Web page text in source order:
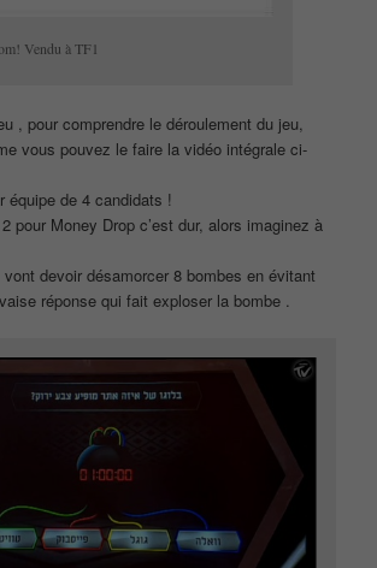
Vendu à TF1
, pour comprendre le déroulement du jeu,
vous pouvez le faire la vidéo intégrale ci-
équipe de 4 candidats !
pour Money Drop c’est dur, alors imaginez à
devoir désamorcer 8 bombes en évitant
réponse qui fait exploser la bombe .